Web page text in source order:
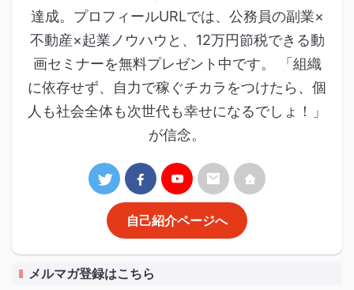
達成。プロフィールURLでは、公務員の副業×
不動産×起業ノウハウと、12万円節税できる動
画セミナーを無料プレゼント中です。 「組織
に依存せず、自力で稼ぐチカラをつけたら、個
人も社会全体も次世代も幸せになるでしょ！」
が信念。
自己紹介ページへ
メルマガ登録はこちら